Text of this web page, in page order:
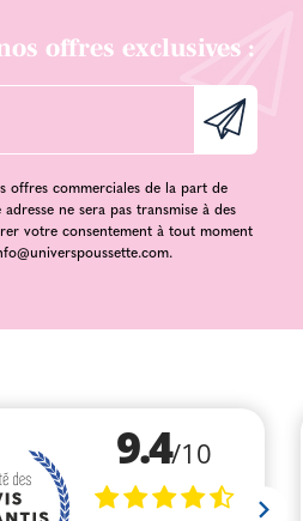
offres exclusives :
offres commerciales de la part de
ne sera pas transmise à des
votre consentement à tout moment
.